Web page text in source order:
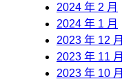
2024 年 2 月
2024 年 1 月
2023 年 12 月
2023 年 11 月
2023 年 10 月